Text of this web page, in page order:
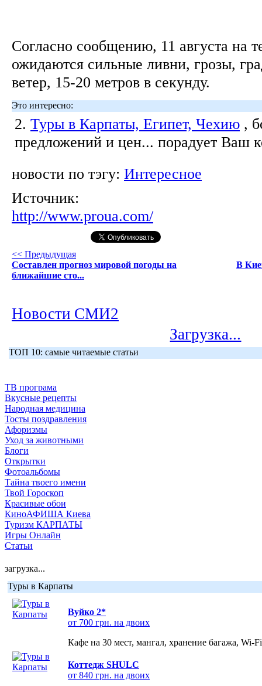
Согласно сообщению, 11 августа на
ожидаются сильные ливни, грозы,
ветер, 15-20 метров в секунду.
Это интересно:
2. Туры в Карпаты, Египет, Чехию ,
предложений и цен... порадует Ваш
новости по тэгу: Интересное
Источник:
http://www.proua.com/
<< Предыдущая
Составлен прогноз мировой погоды на
ближайшие сто...
В
Новости СМИ2
Загрузка...
ТОП 10: самые читаемые статьи
ТВ програма
Вкусные рецепты
Народная медицина
Тосты поздравления
Афоризмы
Уход за животными
Блоги
Открытки
Фотоальбомы
Тайна твоего имени
Твой Гороскоп
Красивые обои
КиноАФИША Киева
Туризм КАРПАТЫ
Игры Онлайн
Статьи
загрузка...
Туры в Карпаты
Вуйко 2*
от 700 грн. на двоих
Кафе на 30 мест, мангал, хранение багажа, Wi-
Коттедж SHULC
от 840 грн. на двоих